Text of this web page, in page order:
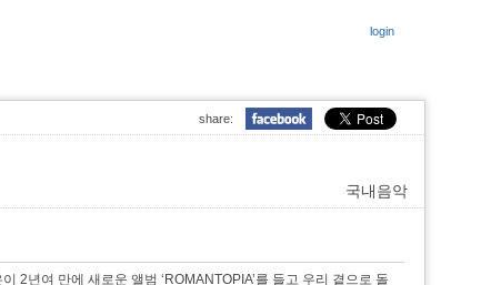
login
share:
국내음악
2년여 만에 새로운 앨범 ‘ROMANTOPIA’를 들고 우리 곁으로 돌